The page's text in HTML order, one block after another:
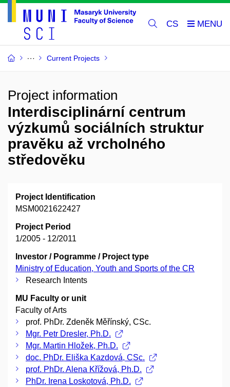
CS
Current Projects
Project information
Interdisciplinární centrum
výzkumů sociálních struktur
pravěku až vrcholného
středověku
Project Identification
MSM0021622427
Project Period
1/2005 - 12/2011
Investor / Pogramme / Project type
Ministry of Education, Youth and Sports of the CR
Research Intents
MU Faculty or unit
Faculty of Arts
prof. PhDr. Zdeněk Měřínský, CSc.
Mgr. Petr Dresler, Ph.D.
Mgr. Martin Hložek, Ph.D.
doc. PhDr. Eliška Kazdová, CSc.
prof. PhDr. Alena Křížová, Ph.D.
PhDr. Irena Loskotová, Ph.D.